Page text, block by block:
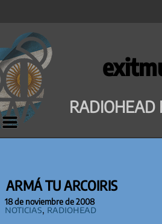
Saltar
al
contenido
RADIOHEAD
ARMÁ TU ARCOIRIS
18 de noviembre de 2008
Noticias, Radiohead